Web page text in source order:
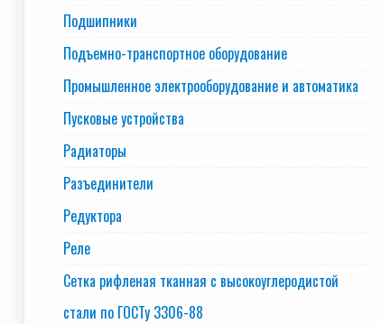
Подшипники
Подъемно-транспортное оборудование
Промышленное электрооборудование и автоматика
Пусковые устройства
Радиаторы
Разъединители
Редуктора
Реле
Сетка рифленая тканная с высокоуглеродистой
стали по ГОСТу 3306-88